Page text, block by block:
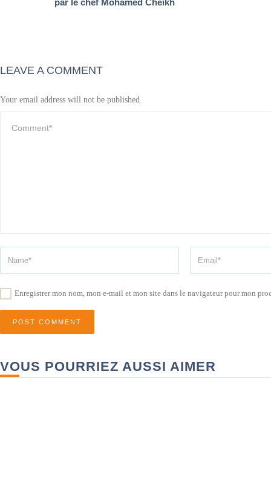
LEAVE A COMMENT
Your email address will not be published.
Enregistrer mon nom, mon e-mail et mon site dans le navigateur pour mon
VOUS POURRIEZ AUSSI AIMER